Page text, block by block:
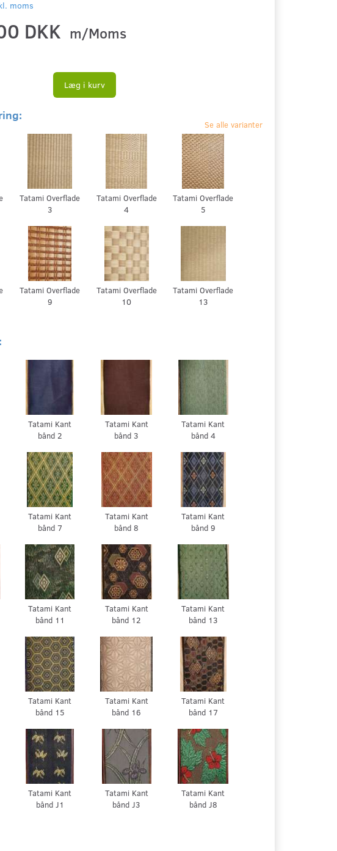
moms
DKK m/Moms
Læg i kurv
Se alle varianter
Tatami Overflade
3
Tatami Overflade
4
Tatami Overflade
5
Tatami Overflade
9
Tatami Overflade
10
Tatami Overflade
13
Tatami Overflade
Tatami Kant
bånd 2
Tatami Kant
bånd 3
Tatami Kant
bånd 4
Tatami Kant
bånd 7
Tatami Kant
bånd 8
Tatami Kant
bånd 9
Tatami Kant
bånd 11
Tatami Kant
bånd 12
Tatami Kant
bånd 13
Tatami Kant
bånd 15
Tatami Kant
bånd 16
Tatami Kant
bånd 17
Tatami Kant
bånd J1
Tatami Kant
bånd J3
Tatami Kant
bånd J8